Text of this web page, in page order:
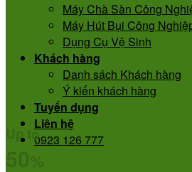
Máy Chà Sàn Công
Máy Hút Bụi Công
Dụng Cụ Vệ Sinh
Khách hàng
Danh sách Khách hàng
Ý kiến khách hàng
Tuyển dụng
Liên hệ
0923 126 777
Up to